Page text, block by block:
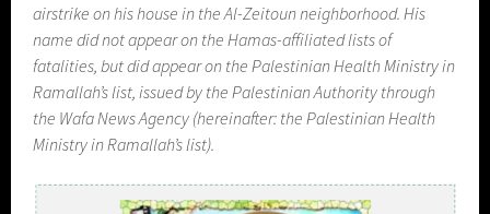
airstrike on his house in the Al-Zeitoun neighborhood. His
name did not appear on the Hamas-affiliated lists of
fatalities, but did appear on the Palestinian Health Ministry in
Ramallah’s list, issued by the Palestinian Authority through
the Wafa News Agency (hereinafter: the Palestinian Health
Ministry in Ramallah’s list).